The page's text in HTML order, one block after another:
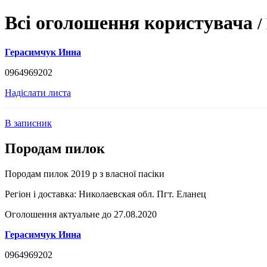
Всі оголошення користувача/
Герасимчук Инна
0964969202
Надіслати листа
В записник
Породам пилок
Породам пилок 2019 р з власної пасіки
Регіон і доставка: Николаевская обл. Пгт. Еланец
Оголошення актуальне до 27.08.2020
Герасимчук Инна
0964969202